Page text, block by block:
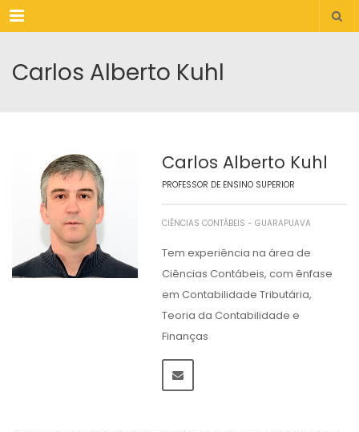
Menu
Carlos Alberto Kuhl
Carlos Alberto Kuhl
PROFESSOR DE ENSINO SUPERIOR
CIÊNCIAS CONTÁBEIS - GUARAPUAVA
Tem experiência na área de
Ciências Contábeis, com ênfase
em Contabilidade Tributária,
Teoria da Contabilidade e
Finanças